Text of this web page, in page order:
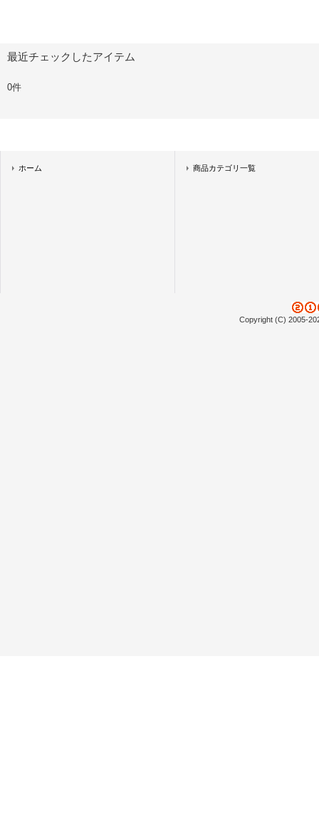
最近チェックしたアイテム
0件
ホーム 商品カテゴリ一覧
Copyright (C) 2005-